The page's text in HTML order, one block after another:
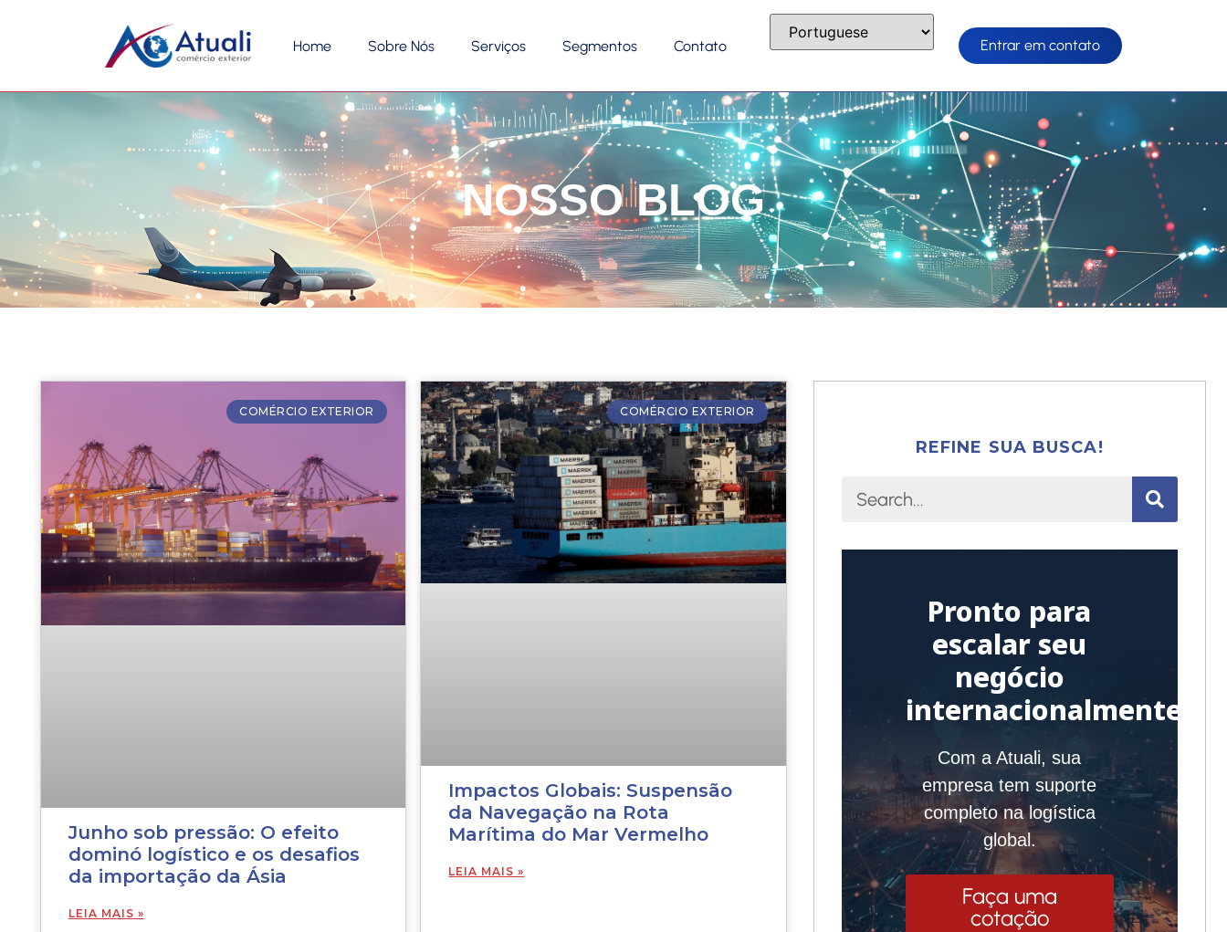
Home Sobre Nós Serviços Segmentos Contato Entrar em contato
NOSSO BLOG
COMÉRCIO EXTERIOR
Junho sob pressão: O efeito
dominó logístico e os desafios
da importação da Ásia
LEIA MAIS »
COMÉRCIO EXTERIOR
Impactos Globais: Suspensão
da Navegação na Rota
Marítima do Mar Vermelho
LEIA MAIS »
REFINE SUA BUSCA!
Pronto para
escalar seu
negócio
internacionalmente?
Com a Atuali, sua
empresa tem suporte
completo na logística
global.
Faça uma
cotação